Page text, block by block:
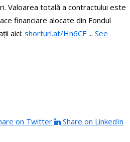
Valoarea totală a contractului este
financiare alocate din Fondul
aici: shorturl.at/Hn6CF ... See
on Twitter
Share on LinkedIn